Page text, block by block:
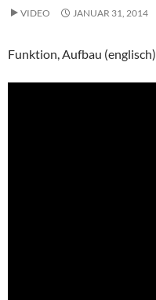
VIDEO JANUAR 31, 2014
Funktion, Aufbau (englisch)